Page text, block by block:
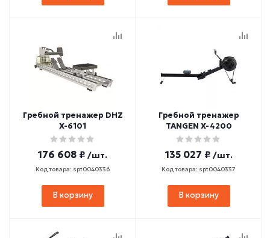
Гребной тренажер DHZ
X-6101
176 608 ₽ /шт.
Код товара: spt0040336
В корзину
Гребной тренажер
TANGEN X-4200
135 027 ₽ /шт.
Код товара: spt0040337
В корзину